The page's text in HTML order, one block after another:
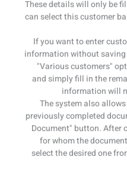
These details will only be
can select this customer
If you want to enter
information without
"Various customers"
and simply fill in the
information will
The system also
previously completed
Document" button. After
for whom the
select the desired one